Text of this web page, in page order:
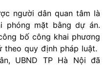
người dân quan tâm là
phóng mặt bằng dự án.
bố công khai phương
theo quy định pháp luật.
UBND TP Hà Nội đã